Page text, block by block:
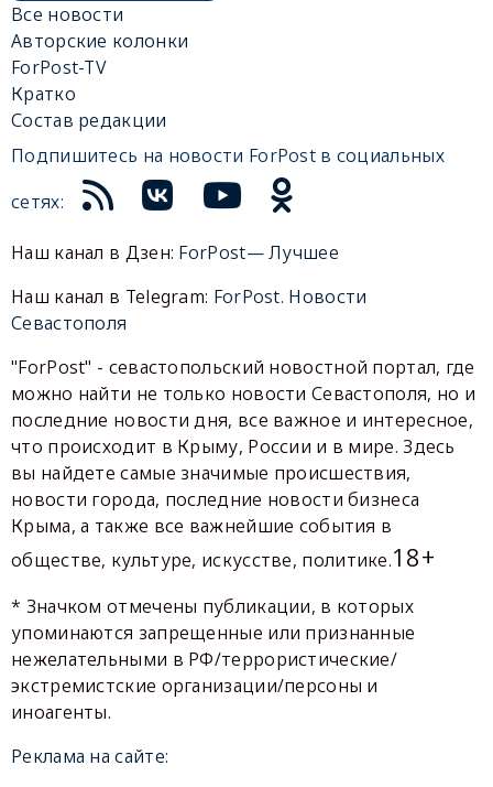
Все новости
Авторские колонки
ForPost-TV
Кратко
Состав редакции
Подпишитесь на новости ForPost в социальных
сетях:
Наш канал в Дзен: ForPost— Лучшее
Наш канал в Telegram: ForPost. Новости
Севастополя
"ForPost" - севастопольский новостной портал, где
можно найти не только новости Севастополя, но и
последние новости дня, все важное и интересное,
что происходит в Крыму, России и в мире. Здесь
вы найдете самые значимые происшествия,
новости города, последние новости бизнеса
Крыма, а также все важнейшие события в
обществе, культуре, искусстве, политике.18+
* Значком отмечены публикации, в которых
упоминаются запрещенные или признанные
нежелательными в РФ/террористические/
экстремистские организации/персоны и
иноагенты.
Реклама на сайте: